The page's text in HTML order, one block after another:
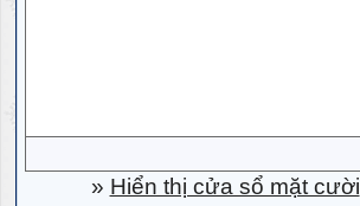
» Hiển thị cửa sổ mặt cười